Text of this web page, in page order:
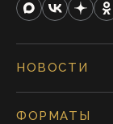
НОВОСТИ
ФОРМАТЫ